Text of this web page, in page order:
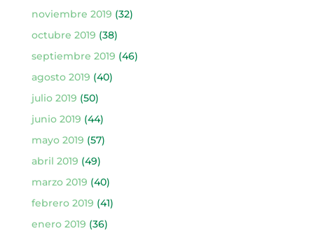
noviembre 2019 (32)
octubre 2019 (38)
septiembre 2019 (46)
agosto 2019 (40)
julio 2019 (50)
junio 2019 (44)
mayo 2019 (57)
abril 2019 (49)
marzo 2019 (40)
febrero 2019 (41)
enero 2019 (36)